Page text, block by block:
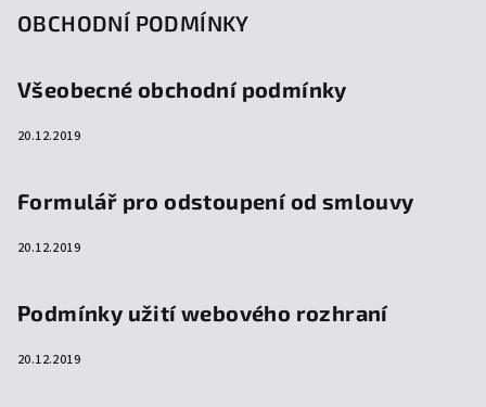
OBCHODNÍ PODMÍNKY
Všeobecné obchodní podmínky
20.12.2019
Formulář pro odstoupení od smlouvy
20.12.2019
Podmínky užití webového rozhraní
20.12.2019